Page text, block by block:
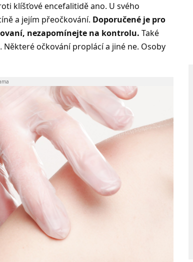
klíšťové encefalitidě ano. U svého
a jejím přeočkování. Doporučené je pro
nezapomínejte na kontrolu. Také
očkování proplácí a jiné ne. Osoby